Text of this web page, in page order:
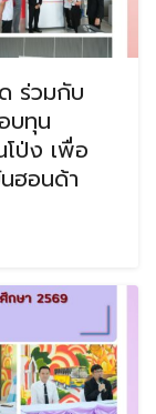
ร่วมกับ
บทุน
ป่ง เพื่อ
ฮอนด้า